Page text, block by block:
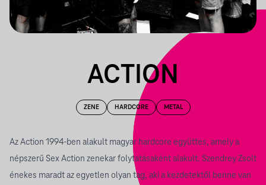
ACTION
ZENE HARDCORE METAL
Az Action 1994-ben alakult magyar hardcore együttes, amely a
népszerű Sex Action zenekar folytatásaként alakult. Szendrey Zsolt
énekes maradt az egyetlen olyan tag, aki a kezdetektől benne van